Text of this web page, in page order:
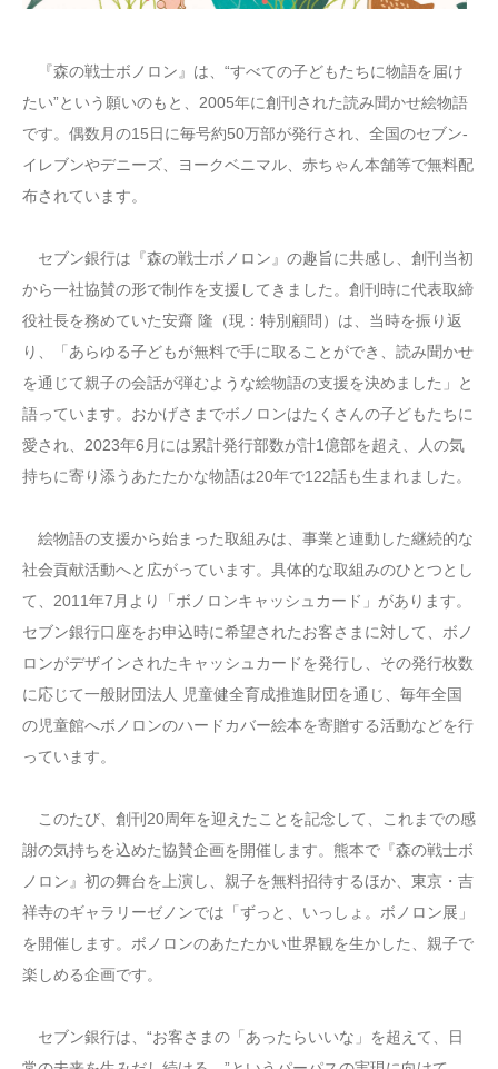
『森の戦士ボノロン』は、“すべての子どもたちに物語を届け
たい”という願いのもと、2005年に創刊された読み聞かせ絵物語
です。偶数月の15日に毎号約50万部が発行され、全国のセブン‐
イレブンやデニーズ、ヨークベニマル、赤ちゃん本舗等で無料配
布されています。
セブン銀行は『森の戦士ボノロン』の趣旨に共感し、創刊当初
から一社協賛の形で制作を支援してきました。創刊時に代表取締
役社長を務めていた安齋 隆（現：特別顧問）は、当時を振り返
り、「あらゆる子どもが無料で手に取ることができ、読み聞かせ
を通じて親子の会話が弾むような絵物語の支援を決めました」と
語っています。おかげさまでボノロンはたくさんの子どもたちに
愛され、2023年6月には累計発行部数が計1億部を超え、人の気
持ちに寄り添うあたたかな物語は20年で122話も生まれました。
絵物語の支援から始まった取組みは、事業と連動した継続的な
社会貢献活動へと広がっています。具体的な取組みのひとつとし
て、2011年7月より「ボノロンキャッシュカード」があります。
セブン銀行口座をお申込時に希望されたお客さまに対して、ボノ
ロンがデザインされたキャッシュカードを発行し、その発行枚数
に応じて一般財団法人 児童健全育成推進財団を通じ、毎年全国
の児童館へボノロンのハードカバー絵本を寄贈する活動などを行
っています。
このたび、創刊20周年を迎えたことを記念して、これまでの感
謝の気持ちを込めた協賛企画を開催します。熊本で『森の戦士ボ
ノロン』初の舞台を上演し、親子を無料招待するほか、東京・吉
祥寺のギャラリーゼノンでは「ずっと、いっしょ。ボノロン展」
を開催します。ボノロンのあたたかい世界観を生かした、親子で
楽しめる企画です。
セブン銀行は、“お客さまの「あったらいいな」を超えて、日